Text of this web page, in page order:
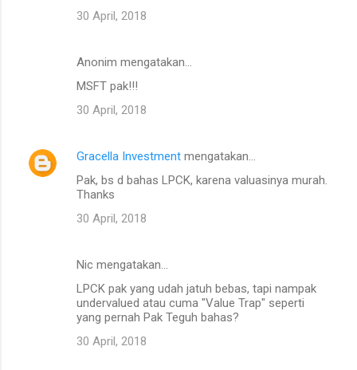
30 April, 2018
Anonim mengatakan…
MSFT pak!!!
30 April, 2018
Gracella Investment mengatakan…
Pak, bs d bahas LPCK, karena valuasinya murah.
Thanks
30 April, 2018
Nic mengatakan…
LPCK pak yang udah jatuh bebas, tapi nampak
undervalued atau cuma "Value Trap" seperti
yang pernah Pak Teguh bahas?
30 April, 2018